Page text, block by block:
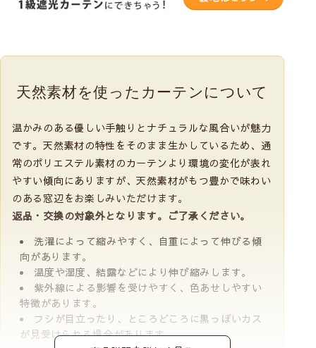
天然素材を使った カーテンについて
温かみのある優しい手触りとナチュラルな風合いが魅力
です。天然素材の特性をそのまま生かしているため、通
常のポリエステル素材のカーテンより環境の変化が表れ
やすい傾向にありますが、天然素材がもつ豊かで味わい
のある窓辺をお楽しみいただけます。
返品・交換の対象外となります。ご了承ください。
洗濯によって縮みやすく、自重によって伸びる傾
向があります。
温度や湿度、結露などにより伸び縮みします。
紫外線による影響を受けやすく、色あせしやすい
特徴があります。
フシが目立ったり、ところどころに黒っぽいカス
が見受けられる場合があります。